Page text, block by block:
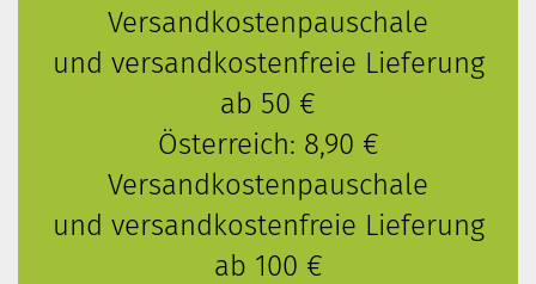
Versandkostenpauschale
und versandkostenfreie Lieferung
ab 50 €
Österreich: 8,90 €
Versandkostenpauschale
und versandkostenfreie Lieferung
ab 100 €